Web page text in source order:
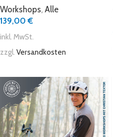
Workshops, Alle
139,00€
inkl. MwSt.
zzgl. Versandkosten